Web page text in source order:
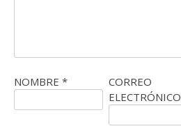
NOMBRE *
CORREO
ELECTRÓNICO